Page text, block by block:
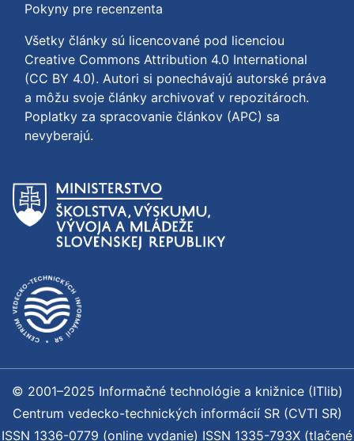
Pokyny pre recenzenta
Všetky články sú licencované pod licenciou
Creative Commons Attribution 4.0 International
(CC BY 4.0). Autori si ponechávajú autorské práva
a môžu svoje články archivovať v repozitároch.
Poplatky za spracovanie článkov (APC) sa
nevyberajú.
© 2001–2025 Informačné technológie a knižnice (ITlib)
Centrum vedecko-technických informácií SR (CVTI SR)
ISSN 1336-0779 (online vydanie) ISSN 1335-793X (tlačené